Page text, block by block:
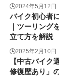
2024年5月12日
バイク初心者
｜ツーリング
立て方を解説
2025年2月10日
【中古バイク
修復歴あり」